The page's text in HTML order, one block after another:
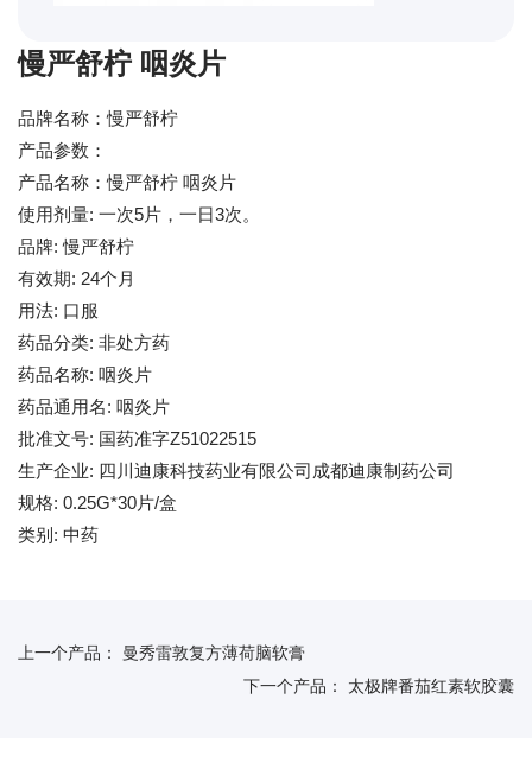
慢严舒柠 咽炎片
品牌名称：慢严舒柠
产品参数：
产品名称：慢严舒柠 咽炎片
使用剂量: 一次5片，一日3次。
品牌: 慢严舒柠
有效期: 24个月
用法: 口服
药品分类: 非处方药
药品名称: 咽炎片
药品通用名: 咽炎片
批准文号: 国药准字Z51022515
生产企业: 四川迪康科技药业有限公司成都迪康制药公司
规格: 0.25G*30片/盒
类别: 中药
上一个产品：
曼秀雷敦复方薄荷脑软膏
下一个产品：
太极牌番茄红素软胶囊